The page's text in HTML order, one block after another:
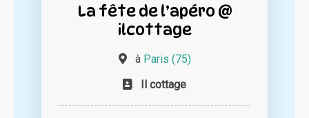
La fête de l’apéro @
ilcottage
à Paris (75)
Il cottage